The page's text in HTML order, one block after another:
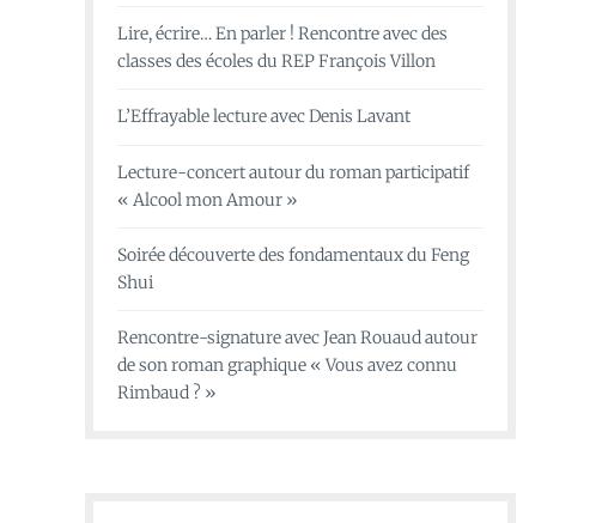
Lire, écrire… En parler ! Rencontre avec des
classes des écoles du REP François Villon
L’Effrayable lecture avec Denis Lavant
Lecture-concert autour du roman participatif
« Alcool mon Amour »
Soirée découverte des fondamentaux du Feng
Shui
Rencontre-signature avec Jean Rouaud autour
de son roman graphique « Vous avez connu
Rimbaud ? »